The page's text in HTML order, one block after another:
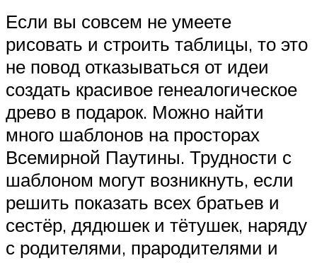
Если вы совсем не умеете
рисовать и строить таблицы, то это
не повод отказываться от идеи
создать красивое генеалогическое
древо в подарок. Можно найти
много шаблонов на просторах
Всемирной Паутины. Трудности с
шаблоном могут возникнуть, если
решить показать всех братьев и
сестёр, дядюшек и тётушек, наряду
с родителями, прародителями и